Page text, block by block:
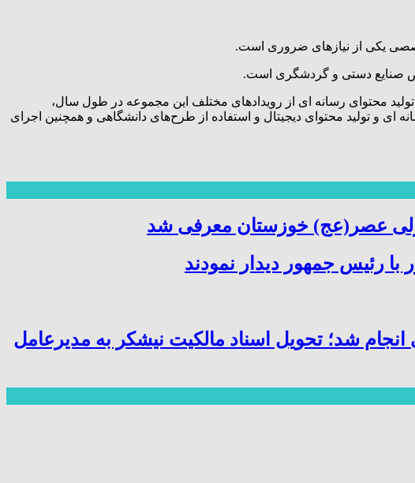
یکی از نیازهای ضروری است.
صنایع دستی و گردشگری است.
محتوای رسانه ای از رویدادهای مختلف این مجموعه در طول سال،
ای و تولید محتوای دیجیتال و استفاده از طرح‌های دانشگاهی و همچنین اجرای
ولی عصر(عج) خوزستان معرفی شد
رئیس جمهور دیدار نمودند
شد؛ تحویل اسناد مالکیت نیشکر به مدیرعامل